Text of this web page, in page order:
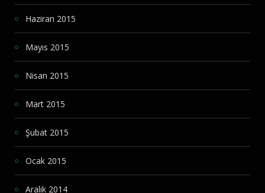
Haziran 2015
Mayıs 2015
Nisan 2015
Mart 2015
Şubat 2015
Ocak 2015
Aralık 2014